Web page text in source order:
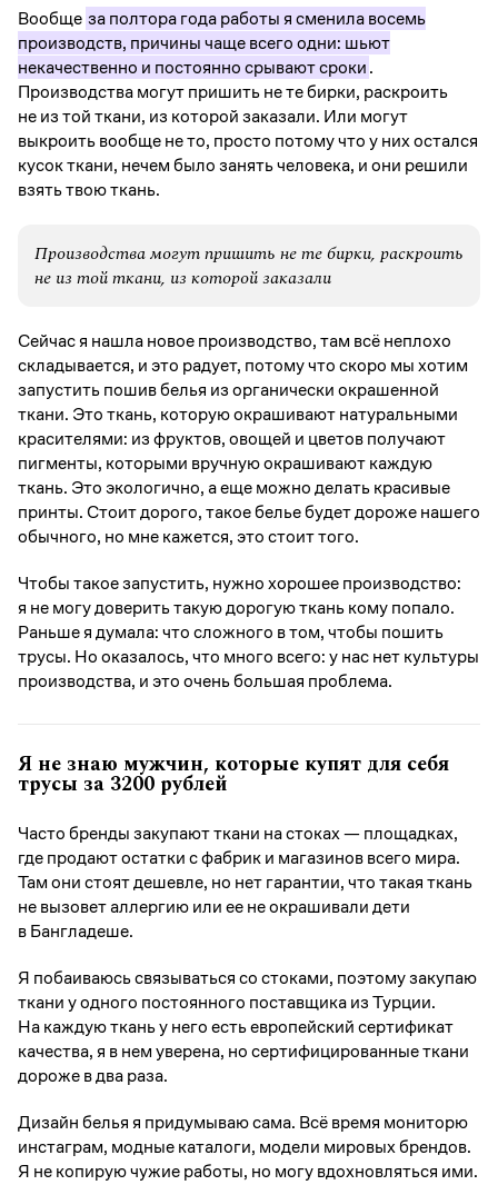
Вообще за полтора года работы я сменила восемь
производств, причины чаще всего одни: шьют
некачественно и постоянно срывают сроки.
Производства могут пришить не те бирки, раскроить
не из той ткани, из которой заказали. Или могут
выкроить вообще не то, просто потому что у них остался
кусок ткани, нечем было занять человека, и они решили
взять твою ткань.
Производства могут пришить не те бирки, раскроить
не из той ткани, из которой заказали
Сейчас я нашла новое производство, там всё неплохо
складывается, и это радует, потому что скоро мы хотим
запустить пошив белья из органически окрашенной
ткани. Это ткань, которую окрашивают натуральными
красителями: из фруктов, овощей и цветов получают
пигменты, которыми вручную окрашивают каждую
ткань. Это экологично, а еще можно делать красивые
принты. Стоит дорого, такое белье будет дороже нашего
обычного, но мне кажется, это стоит того.
Чтобы такое запустить, нужно хорошее производство:
я не могу доверить такую дорогую ткань кому попало.
Раньше я думала: что сложного в том, чтобы пошить
трусы. Но оказалось, что много всего: у нас нет культуры
производства, и это очень большая проблема.
Я не знаю мужчин, которые купят для себя
трусы за 3200 рублей
Часто бренды закупают ткани на стоках — площадках,
где продают остатки с фабрик и магазинов всего мира.
Там они стоят дешевле, но нет гарантии, что такая ткань
не вызовет аллергию или ее не окрашивали дети
в Бангладеше.
Я побаиваюсь связываться со стоками, поэтому закупаю
ткани у одного постоянного поставщика из Турции.
На каждую ткань у него есть европейский сертификат
качества, я в нем уверена, но сертифицированные ткани
дороже в два раза.
Дизайн белья я придумываю сама. Всё время мониторю
инстаграм, модные каталоги, модели мировых брендов.
Я не копирую чужие работы, но могу вдохновляться ими.